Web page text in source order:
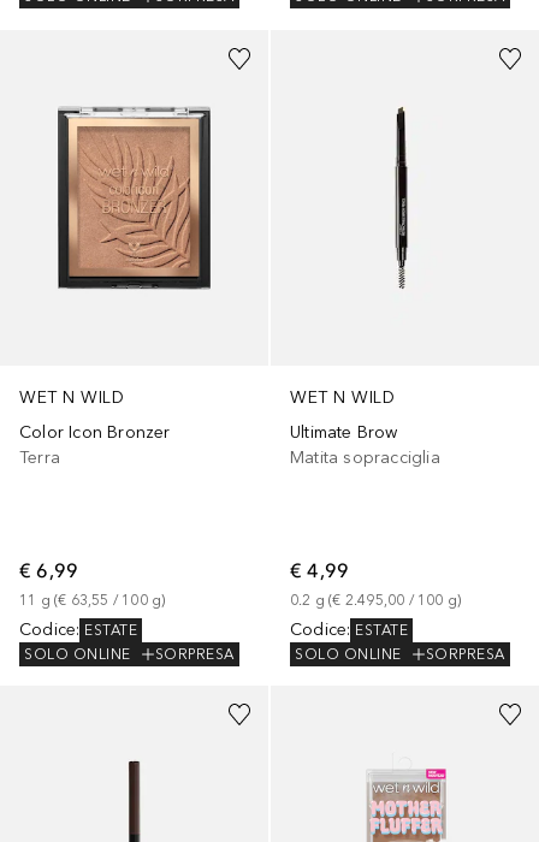
WET N WILD
Color Icon Bronzer
Terra
€ 6,99
11 g (€ 63,55 / 100 g)
Codice: ESTATE
SOLO ONLINE
SORPRESA
+1
WET N WILD
Ultimate Brow
Matita sopracciglia
€ 4,99
0.2 g (€ 2.495,00 / 100 g)
Codice: ESTATE
SOLO ONLINE
SORPRESA